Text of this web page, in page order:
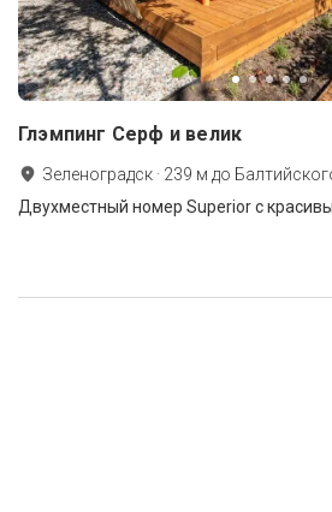
Глэмпинг Серф и велик
Зеленоградск · 239 м до